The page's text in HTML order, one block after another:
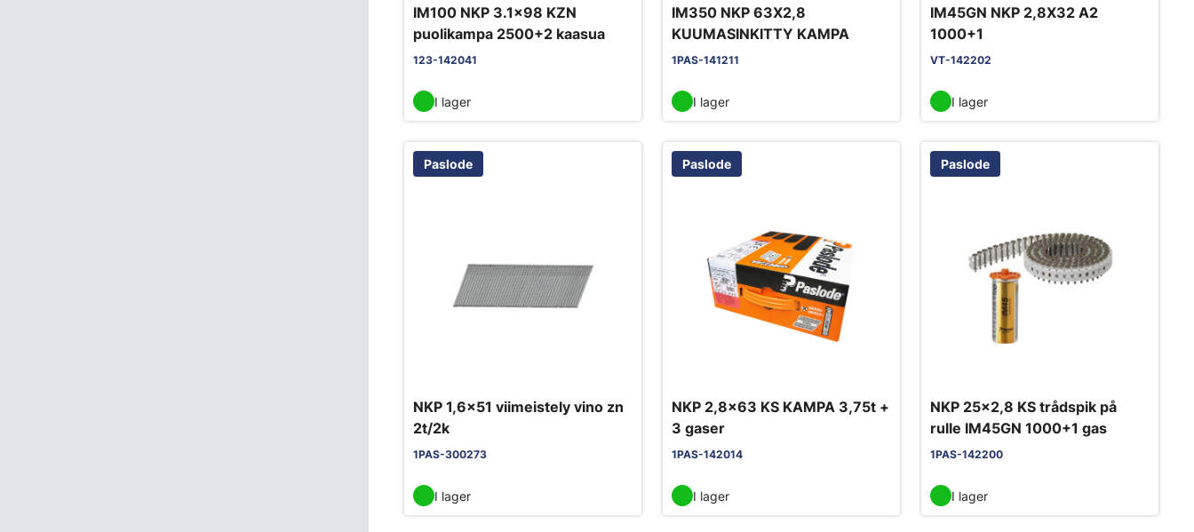
IM100 NKP 3.1x98 KZN
puolikampa 2500+2 kaasua
123-142041
I lager
IM350 NKP 63X2,8
KUUMASINKITTY KAMPA
1PAS-141211
I lager
IM45GN NKP 2,8X32 A2
1000+1
VT-142202
I lager
Paslode
NKP 1,6x51 viimeistely vino zn
2t/2k
1PAS-300273
I lager
Paslode
NKP 2,8x63 KS KAMPA 3,75t +
3 gaser
1PAS-142014
I lager
Paslode
NKP 25x2,8 KS trådspik på
rulle IM45GN 1000+1 gas
1PAS-142200
I lager